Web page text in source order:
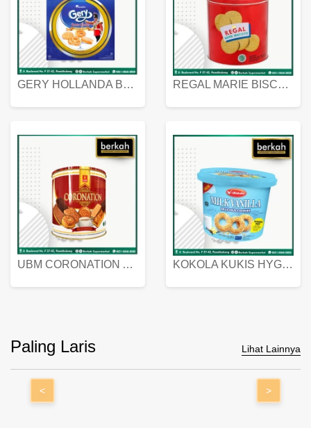
GERY HOLLANDA BUTTER COOKIES 450 GRAM REGAL MARIE BISCUIT KALENG 550 GRAM
UBM CORONATION ASSORTED BISKUIT KALENG 450 GRAM KOKOLA KUKIS HYGIENIC MILK VANILLA PACK 320 GR
Paling Laris Lihat Lainnya
< >